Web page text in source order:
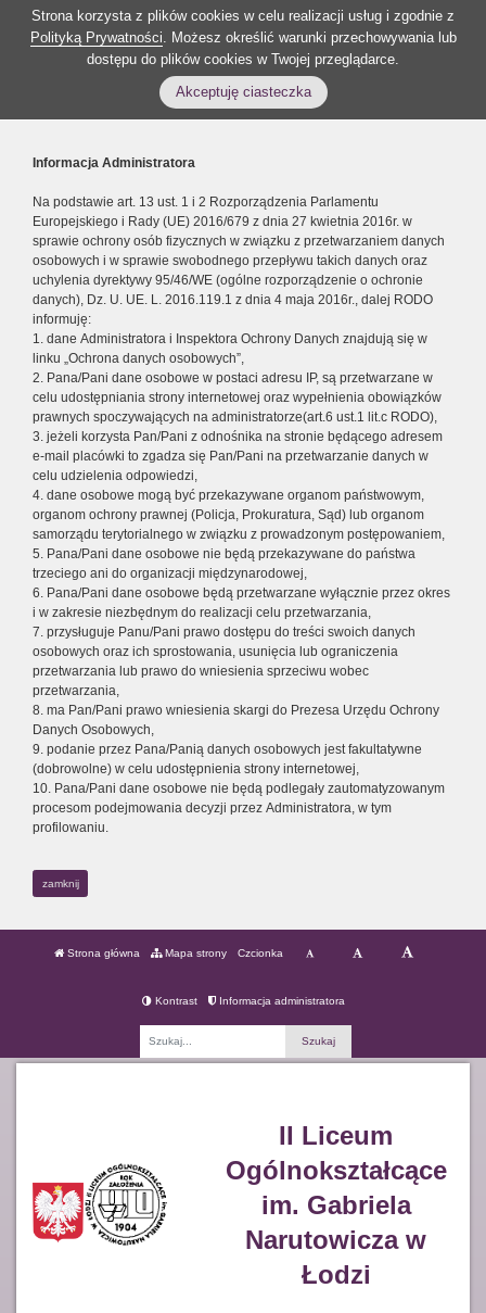
Strona korzysta z plików cookies w celu realizacji usług i zgodnie z
Polityką Prywatności. Możesz określić warunki przechowywania lub
dostępu do plików cookies w Twojej przeglądarce.
Akceptuję ciasteczka
Informacja Administratora
Na podstawie art. 13 ust. 1 i 2 Rozporządzenia Parlamentu
Europejskiego i Rady (UE) 2016/679 z dnia 27 kwietnia 2016r. w
sprawie ochrony osób fizycznych w związku z przetwarzaniem danych
osobowych i w sprawie swobodnego przepływu takich danych oraz
uchylenia dyrektywy 95/46/WE (ogólne rozporządzenie o ochronie
danych), Dz. U. UE. L. 2016.119.1 z dnia 4 maja 2016r., dalej RODO
informuję:
1. dane Administratora i Inspektora Ochrony Danych znajdują się w
linku „Ochrona danych osobowych”,
2. Pana/Pani dane osobowe w postaci adresu IP, są przetwarzane w
celu udostępniania strony internetowej oraz wypełnienia obowiązków
prawnych spoczywających na administratorze(art.6 ust.1 lit.c RODO),
3. jeżeli korzysta Pan/Pani z odnośnika na stronie będącego adresem
e-mail placówki to zgadza się Pan/Pani na przetwarzanie danych w
celu udzielenia odpowiedzi,
4. dane osobowe mogą być przekazywane organom państwowym,
organom ochrony prawnej (Policja, Prokuratura, Sąd) lub organom
samorządu terytorialnego w związku z prowadzonym postępowaniem,
5. Pana/Pani dane osobowe nie będą przekazywane do państwa
trzeciego ani do organizacji międzynarodowej,
6. Pana/Pani dane osobowe będą przetwarzane wyłącznie przez okres
i w zakresie niezbędnym do realizacji celu przetwarzania,
7. przysługuje Panu/Pani prawo dostępu do treści swoich danych
osobowych oraz ich sprostowania, usunięcia lub ograniczenia
przetwarzania lub prawo do wniesienia sprzeciwu wobec
przetwarzania,
8. ma Pan/Pani prawo wniesienia skargi do Prezesa Urzędu Ochrony
Danych Osobowych,
9. podanie przez Pana/Panią danych osobowych jest fakultatywne
(dobrowolne) w celu udostępnienia strony internetowej,
10. Pana/Pani dane osobowe nie będą podlegały zautomatyzowanym
procesom podejmowania decyzji przez Administratora, w tym
profilowaniu.
zamknij
Strona główna Mapa strony Czcionka
Kontrast Informacja administratora
II Liceum
Ogólnokształcące
im. Gabriela
Narutowicza w
Łodzi